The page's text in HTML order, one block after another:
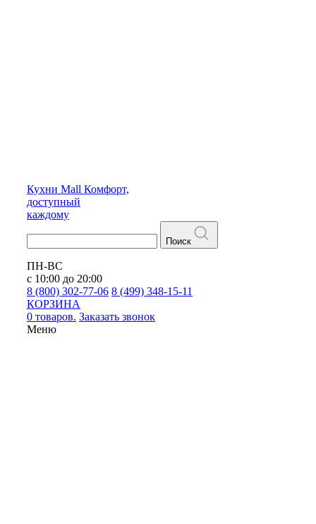
Кухни Mall Комфорт,
доступный
каждому
Поиск
ПН-ВС
с 10:00 до 20:00
8 (800) 302-77-06 8 (499) 348-15-11
КОРЗИНА
0 товаров. Заказать звонок
Меню